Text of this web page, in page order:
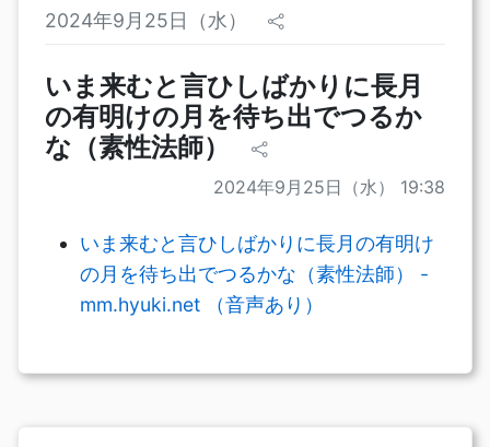
2024年9月25日（水）
いま来むと言ひしばかりに長月
の有明けの月を待ち出でつるか
な（素性法師）
2024年9月25日（水） 19:38
いま来むと言ひしばかりに長月の有明け
の月を待ち出でつるかな（素性法師） -
mm.hyuki.net （音声あり）